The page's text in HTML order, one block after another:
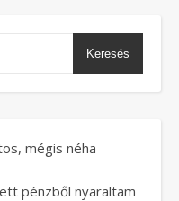
Keresés
mégis néha
pénzből nyaraltam